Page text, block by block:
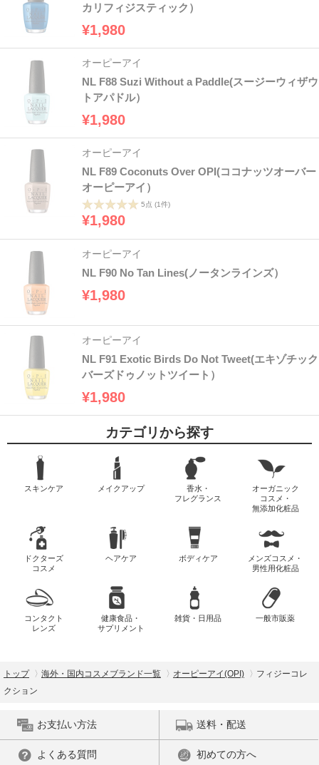
カリフィジスティック）
¥1,980
オーピーアイ
NL F88 Suzi Without a Paddle(スージーウィザウ
トアパドル）
¥1,980
オーピーアイ
NL F89 Coconuts Over OPI(ココナッツオーバー
オーピーアイ）
5点 (1件)
¥1,980
オーピーアイ
NL F90 No Tan Lines(ノータンラインズ）
¥1,980
オーピーアイ
NL F91 Exotic Birds Do Not Tweet(エキゾチック
バーズドゥノットツイート）
¥1,980
カテゴリから探す
スキンケア メイクアップ
香水・
フレグランス
オーガニック
コスメ・
無添加化粧品
ドクターズ
コスメ
ヘアケア ボディケア
メンズコスメ・
男性用化粧品
コンタクト
レンズ
健康食品・
サプリメント
雑貨・日用品 一般市販薬
トップ 海外・国内コスメブランド一覧 オーピーアイ(OPI)
フィジーコレ
クション
お支払い方法 送料・配送
よくある質問 初めての方へ